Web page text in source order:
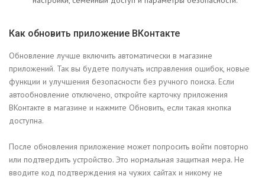
Как обновить приложение ВКонтакте
Обновление лучше включить автоматически в магазине
приложений. Так вы будете получать исправления ошибок, новые
функции и улучшения безопасности без ручного поиска. Если
автообновление отключено, откройте карточку приложения
ВКонтакте в магазине и нажмите Обновить, если такая кнопка
доступна.
После обновления приложение может попросить войти повторно
или подтвердить устройство. Это нормальная защитная мера. Не
вводите код подтверждения на чужих сайтах и никому не